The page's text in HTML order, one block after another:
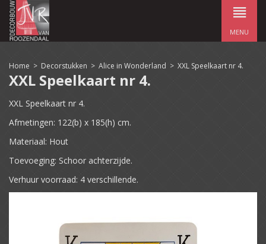
MENU
Home > Decorstukken > Alice in Wonderland > XXL Speelkaart nr 4.
XXL Speelkaart nr 4.
XXL Speelkaart nr 4.
Afmetingen: 122(b) x 185(h) cm.
Materiaal: Hout
Toevoeging: Schoor achterzijde.
Verhuur voorraad: 4 verschillende.